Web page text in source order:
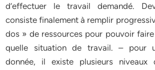
d’effectuer le travail demandé.
consiste finalement à remplir
dos » de ressources pour pouvoir
quelle situation de travail. – pour
donnée, il existe plusieurs niveaux